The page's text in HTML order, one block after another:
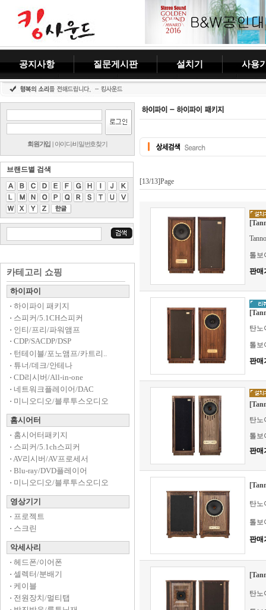
공지사항 질문게시판 설치기 사용
회원가입 | 아이디/비밀번호찾기
브랜드별 검색
카테고리 쇼핑
하이파이
· 하이파이 패키지
· 스피커/5.1CH스피커
· 인티/프리/파워앰프
· CDP/SACDP/DSP
· 턴테이블/포노앰프/카트리..
· 튜너/데크/안테나
· CD리시버/All-in-one
· 네트워크플레이어/DAC
· 미니오디오/블루투스오디오
홈시어터
· 홈시어터패키지
· 스피커/5.1ch스피커
· AV리시버/AV프로세서
· Blu-ray/DVD플레이어
· 미니오디오/블루투스오디오
영상기기
· 프로젝트
· 스크린
악세사리
· 헤드폰/이어폰
· 셀렉터/분배기
· 케이블
· 전원장치/멀티탭
[13/13]Page
톨보
판매
탄노
톨보
판매
탄노
톨보
판매
탄노
톨보
판매
탄노